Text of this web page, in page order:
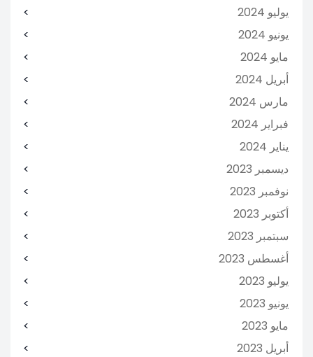
يوليو 2024
يونيو 2024
مايو 2024
أبريل 2024
مارس 2024
فبراير 2024
يناير 2024
ديسمبر 2023
نوفمبر 2023
أكتوبر 2023
سبتمبر 2023
أغسطس 2023
يوليو 2023
يونيو 2023
مايو 2023
أبريل 2023